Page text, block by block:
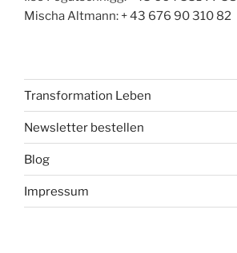
Mischa Altmann: + 43 676 90 310 82
Transformation Leben
Newsletter bestellen
Blog
Impressum